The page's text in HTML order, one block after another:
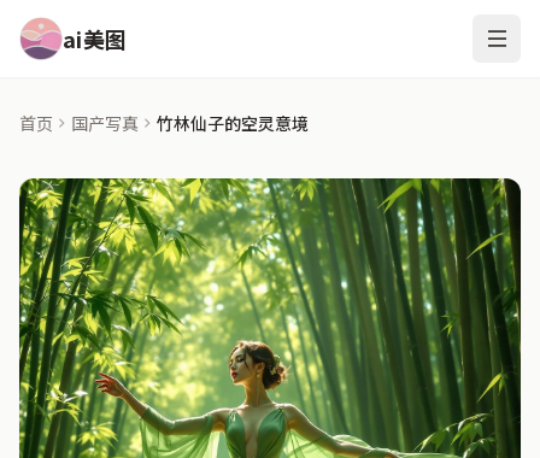
ai美图
首页 国产写真 竹林仙子的空灵意境